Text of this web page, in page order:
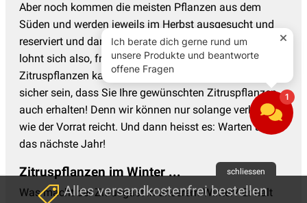
Aber noch kommen die meisten Pflanzen aus dem
Süden und werden jeweils im Herbst ausgesucht und
reserviert und dann ab April hier im Shop verkauft. Es
lohnt sich also, früh zu bestellen, wenn Sie
Zitruspflanzen kaufen möchten: Nur dann können Sie
sicher sein, dass Sie Ihre gewünschten Zitruspflanzen
auch erhalten! Denn wir können nur solange verkaufen,
wie der Vorrat reicht. Und dann heisst es: Warten auf
das nächste Jahr!
Zitruspflanzen im Winter ...
Was macht der Zitrusgast in unserem Winter? Er hält
schliessen
Alles versandkostenfrei bestellen